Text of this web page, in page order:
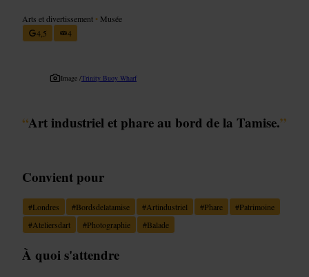
Arts et divertissement • Musée
4,5
4
Image /Trinity Buoy Wharf
“Art industriel et phare au bord de la Tamise.”
Convient pour
#Londres #Bordsdelatamise #Artindustriel #Phare #Patrimoine
#Ateliersdart #Photographie #Balade
À quoi s'attendre